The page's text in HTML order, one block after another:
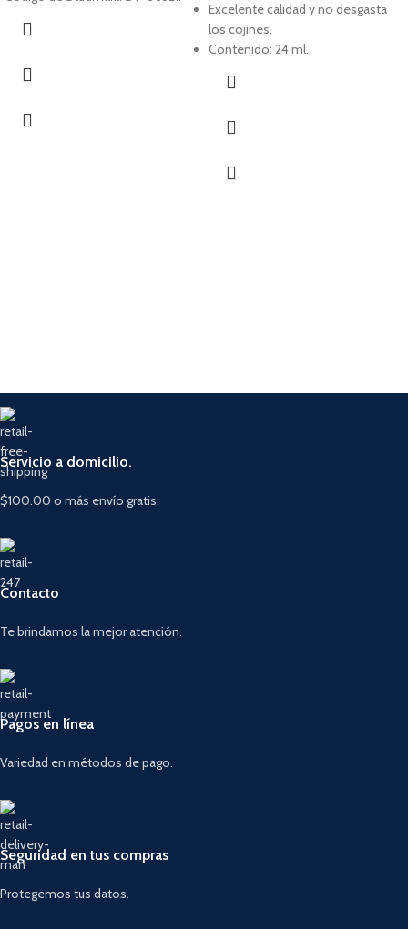
Excelente calidad y no desgasta
los cojines.
Contenido: 24 ml.
Servicio a domicilio.
$100.00 o más envío gratis.
Contacto
Te brindamos la mejor atención.
Pagos en línea
Variedad en métodos de pago.
Seguridad en tus compras
Protegemos tus datos.